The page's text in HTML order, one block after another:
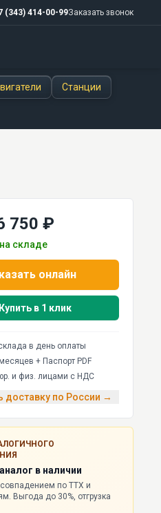
(343) 414-00-99Заказать звонок
Станции
750 ₽
складе
онлайн
Купить в 1 клик
в день оплаты
+ Паспорт PDF
и физ. лицами с НДС
доставку по России →
в наличии
по ТТХ и
Выгода до 30%, отгрузка